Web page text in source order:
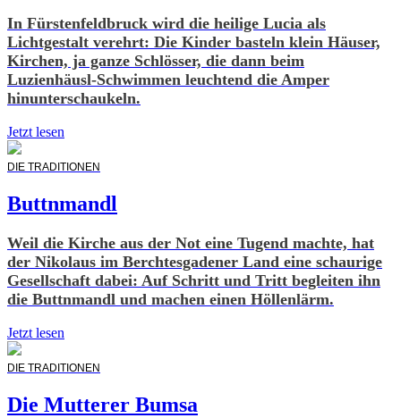
In Fürstenfeldbruck wird die heilige Lucia als
Lichtgestalt verehrt: Die Kinder basteln klein Häuser,
Kirchen, ja ganze Schlösser, die dann beim
Luzienhäusl-Schwimmen leuchtend die Amper
hinunterschaukeln.
Jetzt lesen
DIE TRADITIONEN
Buttnmandl
Weil die Kirche aus der Not eine Tugend machte, hat
der Nikolaus im Berchtesgadener Land eine schaurige
Gesellschaft dabei: Auf Schritt und Tritt begleiten ihn
die Buttnmandl und machen einen Höllenlärm.
Jetzt lesen
DIE TRADITIONEN
Die Mutterer Bumsa